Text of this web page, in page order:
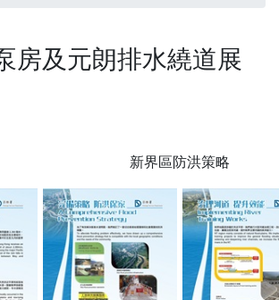
房及元朗排水繞道展
新界區防洪策略